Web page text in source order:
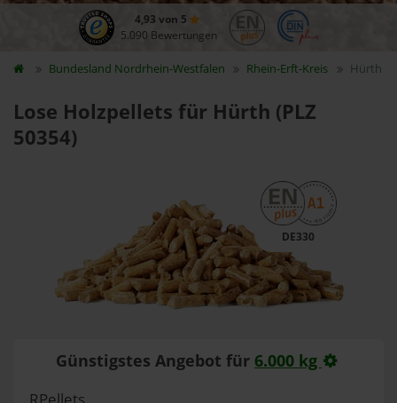
4,93 von 5
5.090 Bewertungen
Bundesland Nordrhein-Westfalen Rhein-Erft-Kreis Hürth
Lose Holzpellets für Hürth (PLZ
50354)
DE330
Günstigstes Angebot für 6.000 kg